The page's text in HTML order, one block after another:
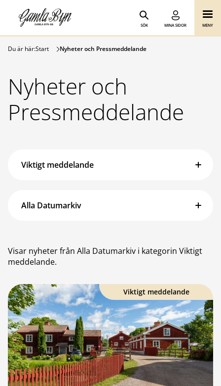
Hoppa till innehåll
Gamla Byn AB
SÖK MINA SIDOR MENY
Du är här:Start Nyheter och Pressmeddelande
Nyheter och
Pressmeddelande
Visar nyheter från Alla Datumarkiv i kategorin Viktigt
meddelande.
Viktigt meddelande